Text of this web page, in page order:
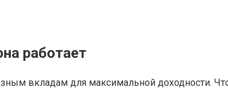
работает